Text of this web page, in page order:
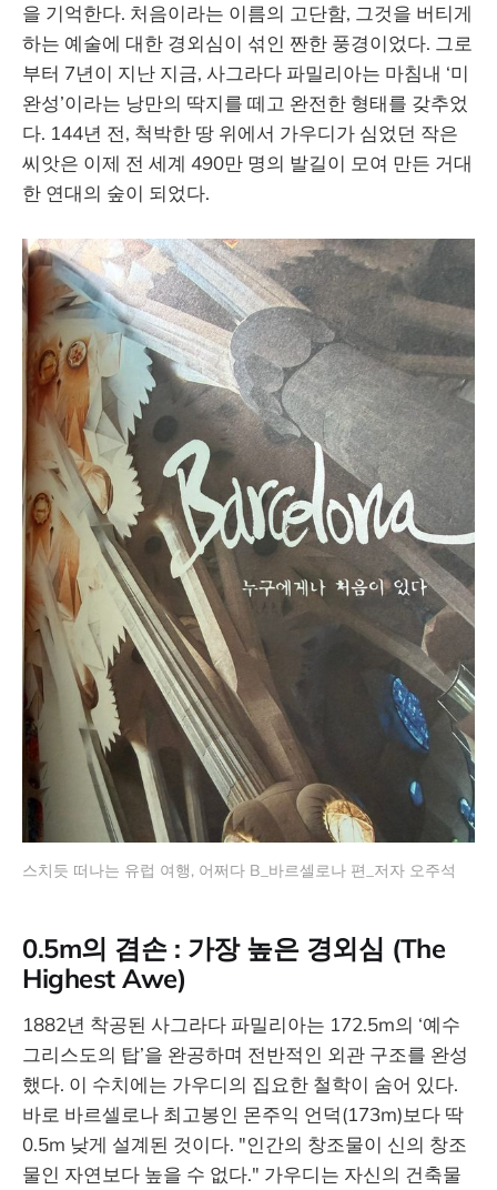
을 기억한다. 처음이라는 이름의 고단함, 그것을 버티게
하는 예술에 대한 경외심이 섞인 짠한 풍경이었다. 그로
부터 7년이 지난 지금, 사그라다 파밀리아는 마침내 ‘미
완성’이라는 낭만의 딱지를 떼고 완전한 형태를 갖추었
다. 144년 전, 척박한 땅 위에서 가우디가 심었던 작은
씨앗은 이제 전 세계 490만 명의 발길이 모여 만든 거대
한 연대의 숲이 되었다.
스치듯 떠나는 유럽 여행, 어쩌다 B_바르셀로나 편_저자 오주석
0.5m의 겸손 : 가장 높은 경외심 (The
Highest Awe)
1882년 착공된 사그라다 파밀리아는 172.5m의 ‘예수
그리스도의 탑’을 완공하며 전반적인 외관 구조를 완성
했다. 이 수치에는 가우디의 집요한 철학이 숨어 있다.
바로 바르셀로나 최고봉인 몬주익 언덕(173m)보다 딱
0.5m 낮게 설계된 것이다. "인간의 창조물이 신의 창조
물인 자연보다 높을 수 없다." 가우디는 자신의 건축물